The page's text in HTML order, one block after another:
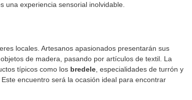
una experiencia sensorial inolvidable.
locales. Artesanos apasionados presentarán sus
de madera, pasando por artículos de textil. La
típicos como los bredele , especialidades de turrón y
encuentro será la ocasión ideal para encontrar